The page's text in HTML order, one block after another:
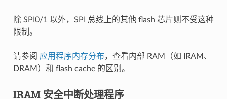
除 SPI0/1 以外，SPI 总线上的其他 flash 芯片则不受这种
限制。
请参阅 应用程序内存分布，查看内部 RAM（如 IRAM、
DRAM）和 flash cache 的区别。
IRAM 安全中断处理程序